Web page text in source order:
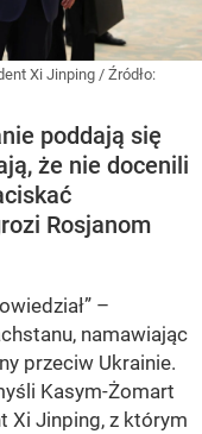
Xi Jinping / Źródło:
poddają się
że nie docenili
Rosjanom
–
namawiając
przeciw Ukrainie.
Kasym-Żomart
Xi Jinping, z którym